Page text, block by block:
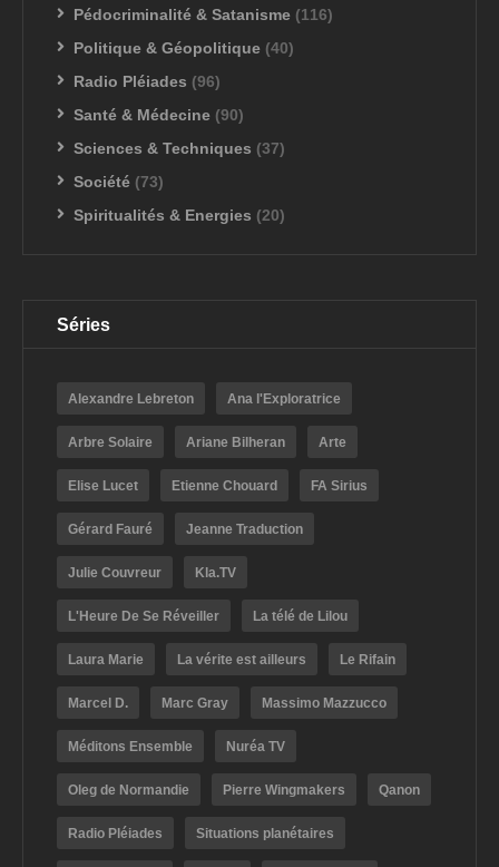
Pédocriminalité & Satanisme (116)
Politique & Géopolitique (40)
Radio Pléiades (96)
Santé & Médecine (90)
Sciences & Techniques (37)
Société (73)
Spiritualités & Energies (20)
Séries
Alexandre Lebreton Ana l'Exploratrice
Arbre Solaire Ariane Bilheran Arte
Elise Lucet Etienne Chouard FA Sirius
Gérard Fauré Jeanne Traduction
Julie Couvreur Kla.TV
L'Heure De Se Réveiller La télé de Lilou
Laura Marie La vérite est ailleurs Le Rifain
Marcel D. Marc Gray Massimo Mazzucco
Méditons Ensemble Nuréa TV
Oleg de Normandie Pierre Wingmakers Qanon
Radio Pléiades Situations planétaires